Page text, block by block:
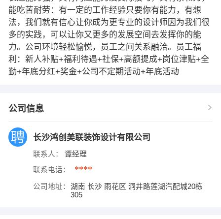
能吃苦耐劳：有一定的工作经验只要你有能力，有想
法，我们就有信心让你成为更专业的设计师因为我们很
多的实践，可以让你又更多的发展空间去发挥你的能
力。公司环境轻松愉悦，员工之间关系融洽。员工福
利：新人补贴+福利待遇+社保+高额提成+岗位津贴+全
勤+年底分红+奖金+公司不定期活动+年底活动
公司信息
长沙鸿创美联装饰设计有限公司
联系人： 谭经理
联系电话： ****
公司地址：
湖南 长沙 雨花区 洞井路莲湖汽配城20栋
305